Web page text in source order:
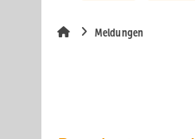
Meldungen